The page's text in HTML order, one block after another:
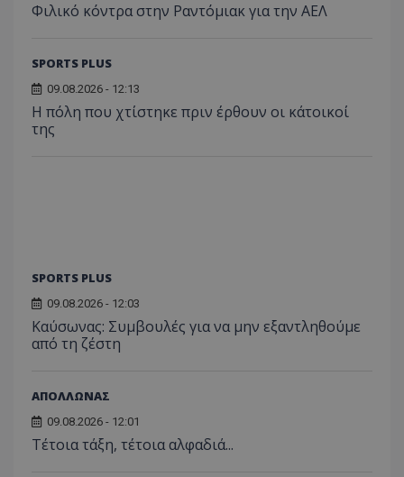
Φιλικό κόντρα στην Ραντόμιακ για την ΑΕΛ
SPORTS PLUS
09.08.2026 - 12:13
Η πόλη που χτίστηκε πριν έρθουν οι κάτοικοί
της
SPORTS PLUS
09.08.2026 - 12:03
Kαύσωνας: Συμβουλές για να μην εξαντληθούμε
από τη ζέστη
ΑΠΟΛΛΩΝΑΣ
09.08.2026 - 12:01
Τέτοια τάξη, τέτοια αλφαδιά...